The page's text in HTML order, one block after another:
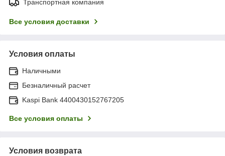
Транспортная компания
Все условия доставки
Условия оплаты
Наличными
Безналичный расчет
Kaspi Bank 4400430152767205
Все условия оплаты
Условия возврата